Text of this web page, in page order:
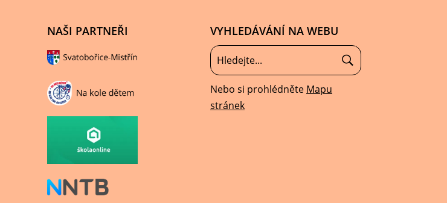
NAŠI PARTNEŘI VYHLEDÁVÁNÍ NA WEBU
Nebo si prohlédněte Mapu
stránek